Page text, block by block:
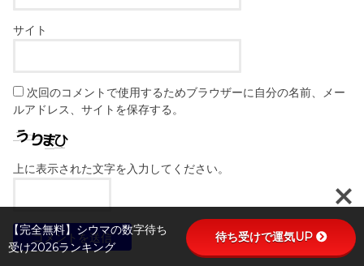
サイト
次回のコメントで使用するためブラウザーに自分の名前、メー
ルアドレス、サイトを保存する。
上に表示された文字を入力してください。
【完全無料】シウマの数字待ち
受け2026ランキング
待ち受けで運気UP